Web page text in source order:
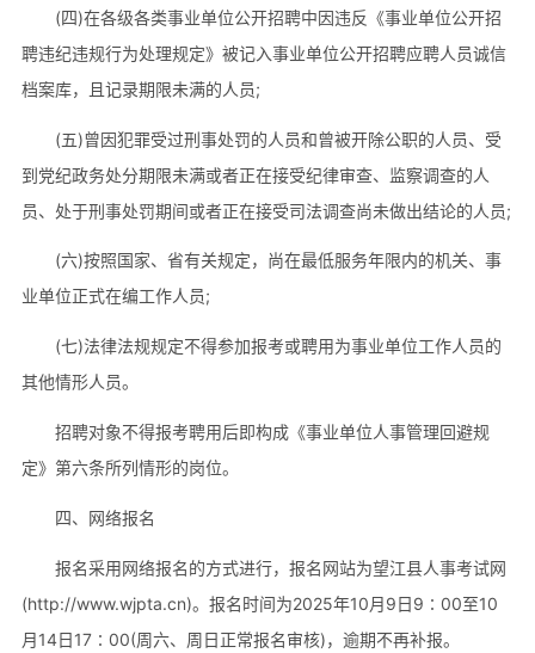
(四)在各级各类事业单位公开招聘中因违反《事业单位公开招
聘违纪违规行为处理规定》被记入事业单位公开招聘应聘人员诚信
档案库，且记录期限未满的人员;
(五)曾因犯罪受过刑事处罚的人员和曾被开除公职的人员、受
到党纪政务处分期限未满或者正在接受纪律审查、监察调查的人
员、处于刑事处罚期间或者正在接受司法调查尚未做出结论的人员;
(六)按照国家、省有关规定，尚在最低服务年限内的机关、事
业单位正式在编工作人员;
(七)法律法规规定不得参加报考或聘用为事业单位工作人员的
其他情形人员。
招聘对象不得报考聘用后即构成《事业单位人事管理回避规
定》第六条所列情形的岗位。
四、网络报名
报名采用网络报名的方式进行，报名网站为望江县人事考试网
(http://www.wjpta.cn)。报名时间为2025年10月9日9∶00至10
月14日17∶00(周六、周日正常报名审核)，逾期不再补报。